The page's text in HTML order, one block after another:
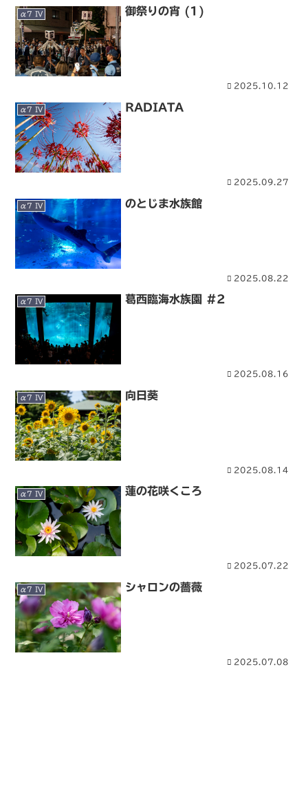
α7 IV 御祭りの宵 (1)
2025.10.12
α7 IV RADIATA
2025.09.27
α7 IV のとじま水族館
2025.08.22
α7 IV 葛西臨海水族園 #2
2025.08.16
α7 IV 向日葵
2025.08.14
α7 IV 蓮の花咲くころ
2025.07.22
α7 IV シャロンの薔薇
2025.07.08